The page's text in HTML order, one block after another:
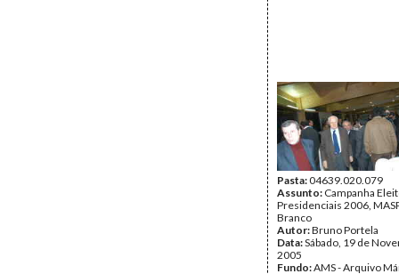
Pasta:04639.020.079
Assunto: Campanha
Presidenciais 2006,
Branco
Autor:Bruno Portela
Data:Sábado, 19 de
2005
Fundo:AMS - Arquivo